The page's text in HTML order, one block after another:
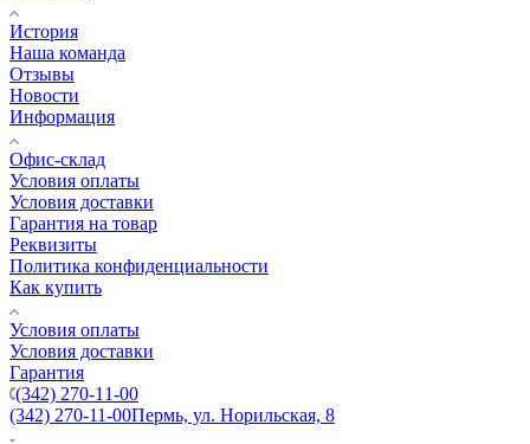
История
Наша команда
Отзывы
Новости
Информация
Офис-склад
Условия оплаты
Условия доставки
Гарантия на товар
Реквизиты
Политика конфиденциальности
Как купить
Условия оплаты
Условия доставки
Гарантия
(342) 270-11-00
(342) 270-11-00Пермь, ул. Норильская, 8